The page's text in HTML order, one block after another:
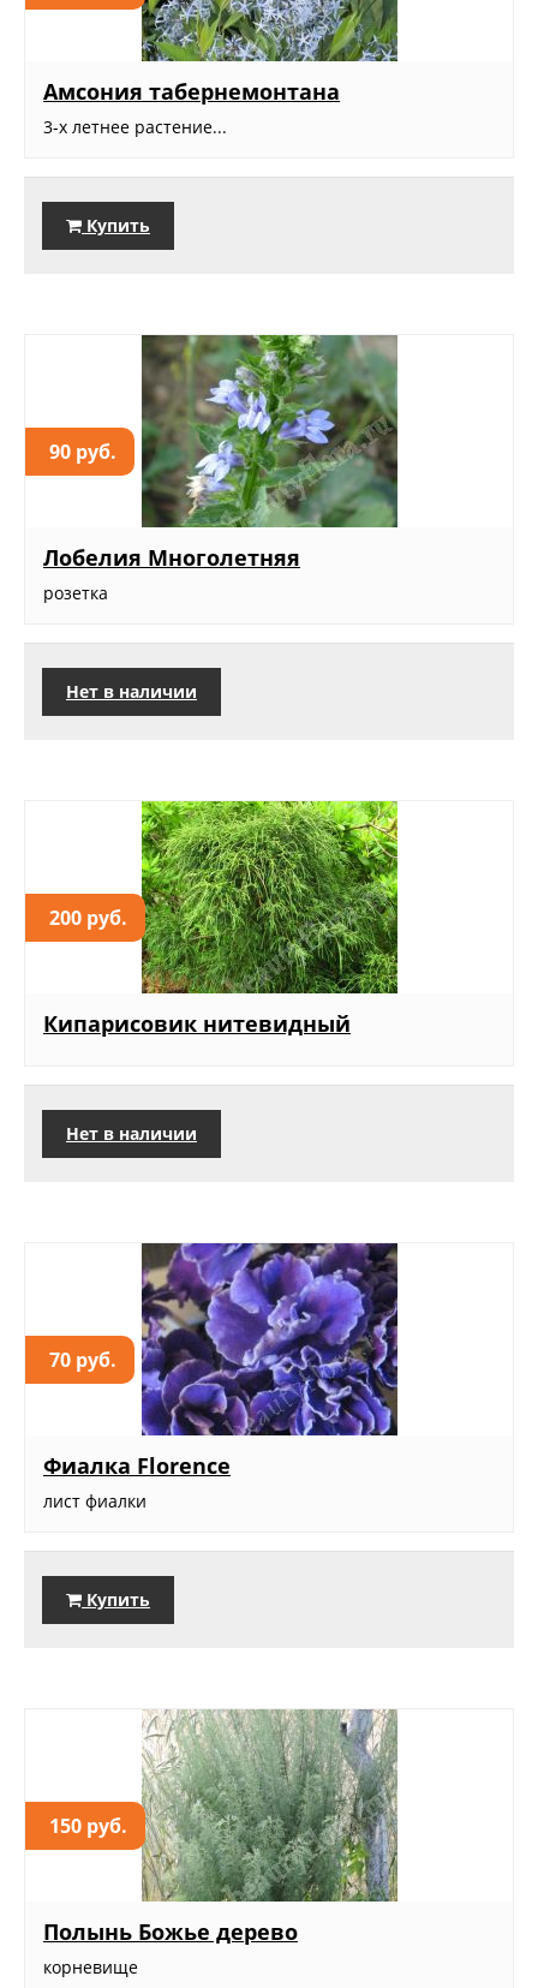
Амсония табернемонтана
3-х летнее растение...
Купить
90 руб.
Лобелия Многолетняя
розетка
Нет в наличии
200 руб.
Кипарисовик нитевидный
Нет в наличии
70 руб.
Фиалка Florence
лист фиалки
Купить
150 руб.
Полынь Божье дерево
корневище